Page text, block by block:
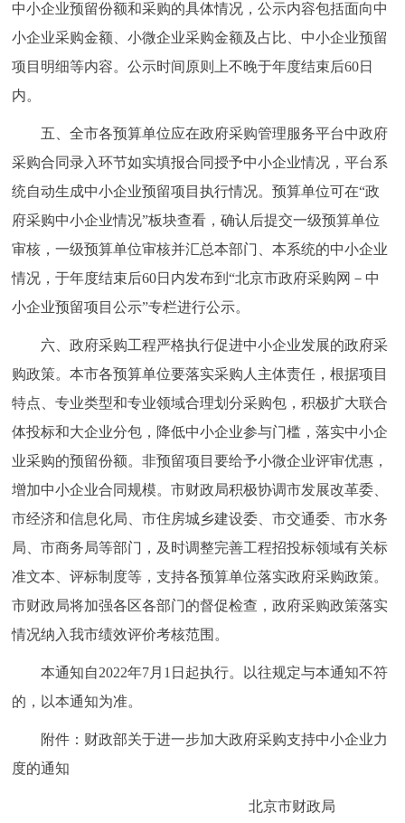
中小企业预留份额和采购的具体情况，公示内容包括面向中
小企业采购金额、小微企业采购金额及占比、中小企业预留
项目明细等内容。公示时间原则上不晚于年度结束后60日
内。
五、全市各预算单位应在政府采购管理服务平台中政府
采购合同录入环节如实填报合同授予中小企业情况，平台系
统自动生成中小企业预留项目执行情况。预算单位可在“政
府采购中小企业情况”板块查看，确认后提交一级预算单位
审核，一级预算单位审核并汇总本部门、本系统的中小企业
情况，于年度结束后60日内发布到“北京市政府采购网－中
小企业预留项目公示”专栏进行公示。
六、政府采购工程严格执行促进中小企业发展的政府采
购政策。本市各预算单位要落实采购人主体责任，根据项目
特点、专业类型和专业领域合理划分采购包，积极扩大联合
体投标和大企业分包，降低中小企业参与门槛，落实中小企
业采购的预留份额。非预留项目要给予小微企业评审优惠，
增加中小企业合同规模。市财政局积极协调市发展改革委、
市经济和信息化局、市住房城乡建设委、市交通委、市水务
局、市商务局等部门，及时调整完善工程招投标领域有关标
准文本、评标制度等，支持各预算单位落实政府采购政策。
市财政局将加强各区各部门的督促检查，政府采购政策落实
情况纳入我市绩效评价考核范围。
本通知自2022年7月1日起执行。以往规定与本通知不符
的，以本通知为准。
附件：财政部关于进一步加大政府采购支持中小企业力
度的通知
北京市财政局